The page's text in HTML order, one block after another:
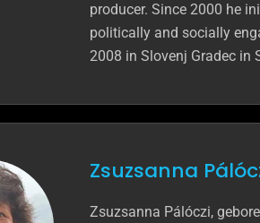
producer. Since 2000 he
politically and socially
2008 in Slovenj Gradec in
Zsuzsanna
Zsuzsanna Pálóczi,